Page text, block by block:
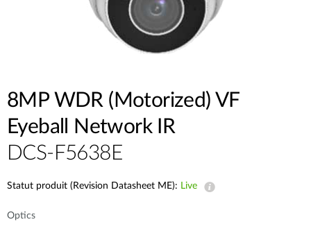
8MP WDR (Motorized) VF
Eyeball Network IR
DCS-F5638E
Statut produit (Revision Datasheet ME): Live
Optics